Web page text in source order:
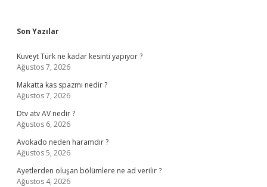
Sidebar
Son Yazılar
Kuveyt Türk ne kadar kesinti yapıyor ?
Ağustos 7, 2026
Makatta kas spazmı nedir ?
Ağustos 7, 2026
Dtv atv AV nedir ?
Ağustos 6, 2026
Avokado neden haramdır ?
Ağustos 5, 2026
Ayetlerden oluşan bölümlere ne ad verilir ?
Ağustos 4, 2026